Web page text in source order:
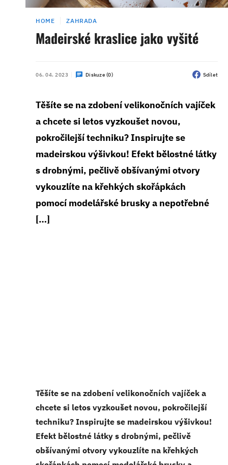
HOME ZAHRADA
Madeirské kraslice jako vyšité
06. 04. 2023 Diskuze (0) Sdílet
Těšíte se na zdobení velikonočních vajíček
a chcete si letos vyzkoušet novou,
pokročilejší techniku? Inspirujte se
madeirskou výšivkou! Efekt bělostné látky
s drobnými, pečlivě obšívanými otvory
vykouzlíte na křehkých skořápkách
pomocí modelářské brusky a nepotřebné
[…]
Těšíte se na zdobení velikonočních vajíček a
chcete si letos vyzkoušet novou, pokročilejší
techniku? Inspirujte se madeirskou výšivkou!
Efekt bělostné látky s drobnými, pečlivě
obšívanými otvory vykouzlíte na křehkých